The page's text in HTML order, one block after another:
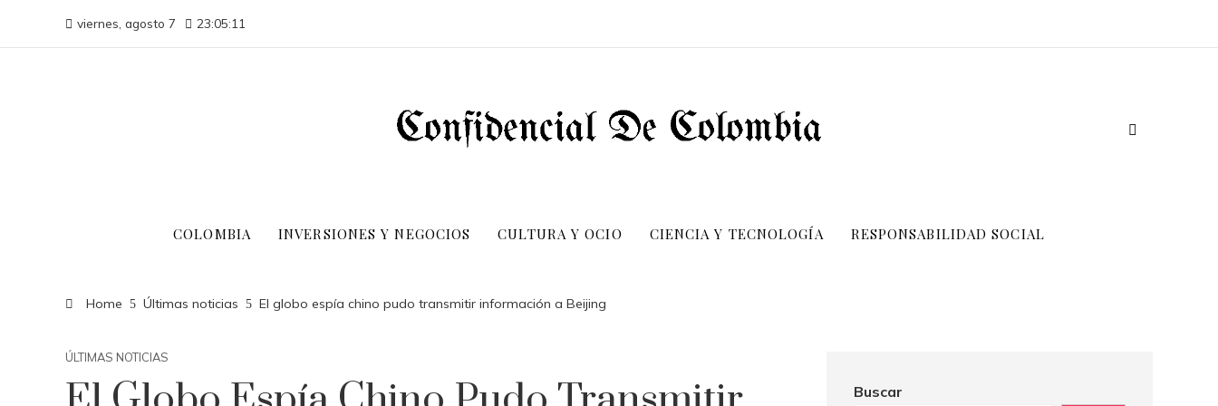
viernes, agosto 7 23:05:12
COLOMBIA INVERSIONES Y NEGOCIOS CULTURA Y OCIO CIENCIA Y TECNOLOGÍA RESPONSABILIDAD SOCIAL
Home Últimas noticias El globo espía chino pudo transmitir información a Beijing
ÚLTIMAS NOTICIAS
Buscar